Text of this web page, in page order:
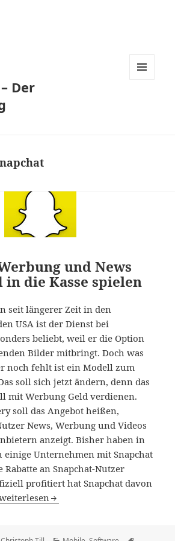
Der
und News
in die Kasse spielen
seit längerer Zeit in den
USA ist der Dienst bei
beliebt, weil er die Option
Bilder mitbringt. Doch was
noch fehlt ist ein Modell zum
soll sich jetzt ändern, denn das
mit Werbung Geld verdienen.
soll das Angebot heißen,
News, Werbung und Videos
anzeigt. Bisher haben in
einige Unternehmen mit Snapchat
Rabatte an Snapchat-Nutzer
profitiert hat Snapchat davon
Werbung und News sollen